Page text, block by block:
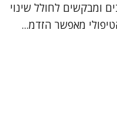
ומבקשים לחולל שינוי
מאפשר הזדמ...